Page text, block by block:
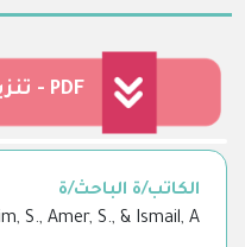
تنزيل الملف - PDF
الكاتب/ة الباحث/ة
S., Amer, S., & Ismail, A.